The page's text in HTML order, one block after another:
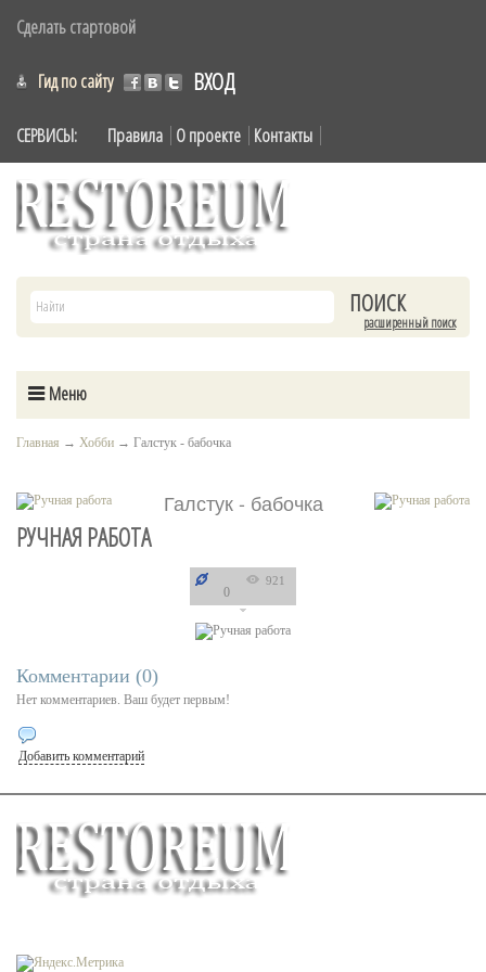
Сделать стартовой
ВХОД
Гид по сайту
СЕРВИСЫ: Правила О проекте Контакты
расширенный поиск
Меню
Главная → Хобби → Галстук - бабочка
Галстук - бабочка
РУЧНАЯ РАБОТА
0
921
Комментарии (0)
Нет комментариев. Ваш будет первым!
Добавить комментарий